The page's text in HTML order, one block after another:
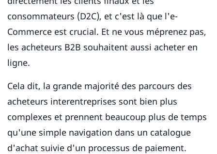
consommateurs (D2C), et c'est là que l'e-
Commerce est crucial. Et ne vous méprenez pas,
les acheteurs B2B souhaitent aussi acheter en
ligne.
Cela dit, la grande majorité des parcours des
acheteurs interentreprises sont bien plus
complexes et prennent beaucoup plus de temps
qu'une simple navigation dans un catalogue
d'achat suivie d'un processus de paiement.